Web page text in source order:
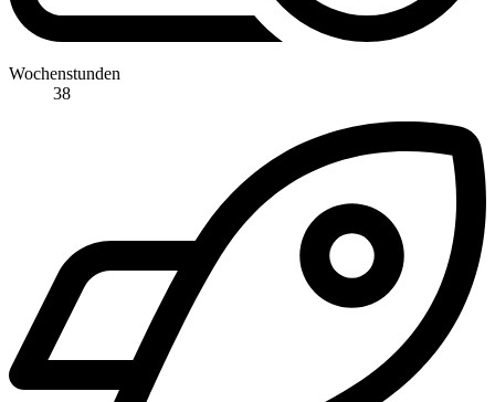
Wochenstunden
38